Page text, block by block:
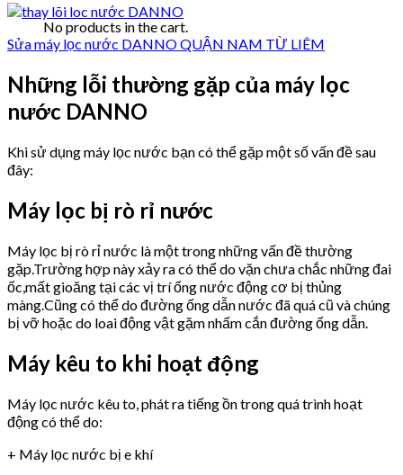
No products in the cart.
Sửa máy lọc nước DANNO QUẬN NAM TỪ LIÊM
Những lỗi thường gặp của máy lọc
nước DANNO
Khi sử dụng máy lọc nước bạn có thể gặp một số vấn đề sau
đây:
Máy lọc bị rò rỉ nước
Máy lọc bị rò rỉ nước là một trong những vấn đề thường
gặp.Trường hợp này xảy ra có thể do vặn chưa chắc những đai
ốc,mất gioăng tại các vị trí ống nước động cơ bị thủng
màng.Cũng có thể do đường ống dẫn nước đã quá cũ và chúng
bị vỡ hoặc do loai động vật gặm nhấm cắn đường ống dẫn.
Máy kêu to khi hoạt động
Máy lọc nước kêu to, phát ra tiếng ồn trong quá trình hoạt
động có thể do:
+ Máy lọc nước bị e khí